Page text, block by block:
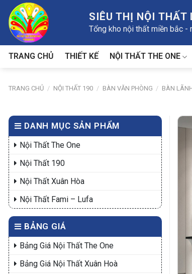
Skip
content
SIÊU THỊ NỘI THẤT
Tổng kho nội thất miền bắc -
TRANG CHỦ THIẾT KẾ NỘI THẤT THE ONE
TRANG CHỦ / NỘI THẤT 190 / BÀN VĂN PHÒNG / BÀN
DANH MỤC SẢN PHẨM
Nội Thất The One
Nội Thất 190
Nội Thất Xuân Hòa
Nội Thất Fami – Lufa
BẢNG GIÁ
Bảng Giá Nội Thất The One
Bảng Giá Nội Thất Xuân Hoà